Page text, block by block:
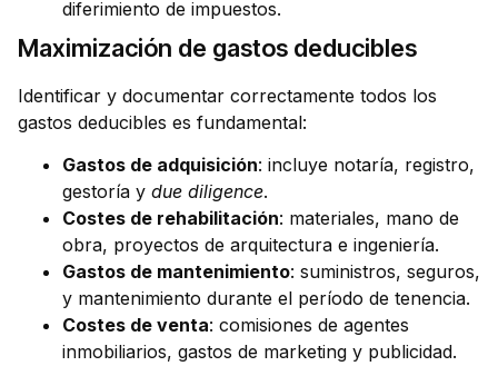
diferimiento de impuestos.
Maximización de gastos deducibles
Identificar y documentar correctamente todos los
gastos deducibles es fundamental:
Gastos de adquisición: incluye notaría, registro,
gestoría y due diligence.
Costes de rehabilitación: materiales, mano de
obra, proyectos de arquitectura e ingeniería.
Gastos de mantenimiento: suministros, seguros,
y mantenimiento durante el período de tenencia.
Costes de venta: comisiones de agentes
inmobiliarios, gastos de marketing y publicidad.